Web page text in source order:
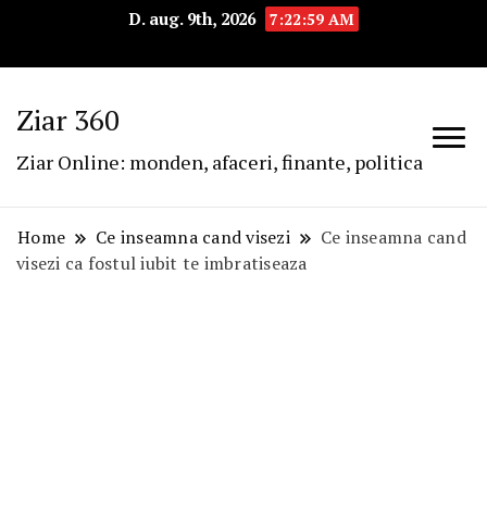
D. aug. 9th, 2026 7:23:00 AM
Ziar 360
Ziar Online: monden, afaceri, finante, politica
Home Ce inseamna cand visezi
Ce inseamna cand
visezi ca fostul iubit te imbratiseaza